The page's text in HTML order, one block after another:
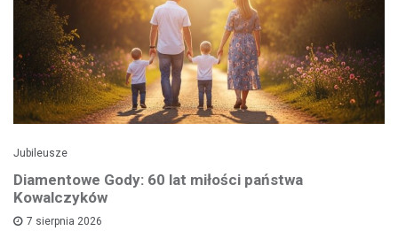
Jubileusze
Diamentowe Gody: 60 lat miłości państwa
Kowalczyków
7 sierpnia 2026